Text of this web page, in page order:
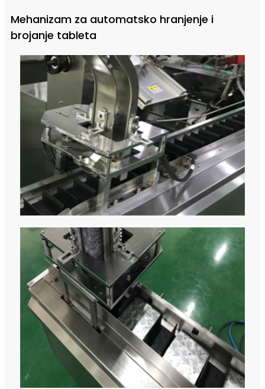
Mehanizam za automatsko hranjenje i
brojanje tableta